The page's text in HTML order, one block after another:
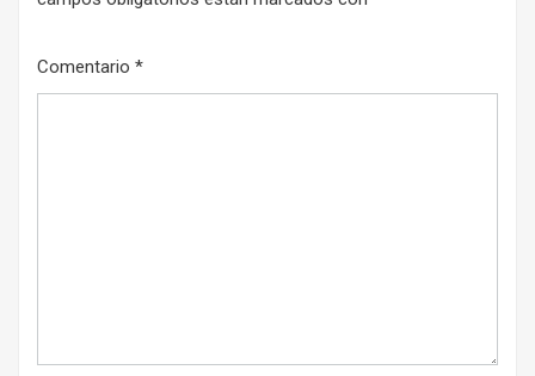
Comentario *